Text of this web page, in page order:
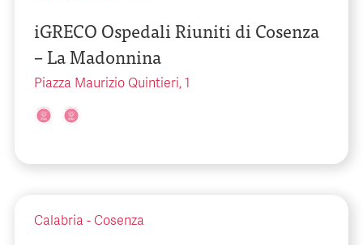
iGRECO Ospedali Riuniti di Cosenza
– La Madonnina
Piazza Maurizio Quintieri, 1
Calabria - Cosenza